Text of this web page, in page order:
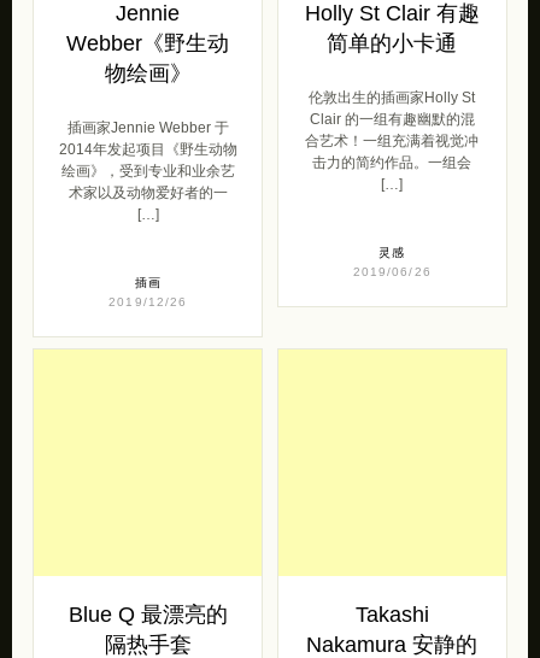
Jennie
Webber《野生动
物绘画》
插画家Jennie Webber 于
2014年发起项目《野生动物
绘画》，受到专业和业余艺
术家以及动物爱好者的一
[…]
插画
2019/12/26
Holly St Clair 有趣
简单的小卡通
伦敦出生的插画家Holly St
Clair 的一组有趣幽默的混
合艺术！一组充满着视觉冲
击力的简约作品。一组会
[…]
灵感
2019/06/26
Blue Q 最漂亮的
隔热手套
Takashi
Nakamura 安静的